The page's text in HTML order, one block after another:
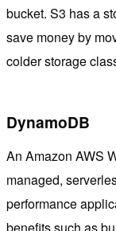
bucket. S3 has a
save money by
colder storage
DynamoDB
An Amazon AWS
managed,
performance
benefits such as